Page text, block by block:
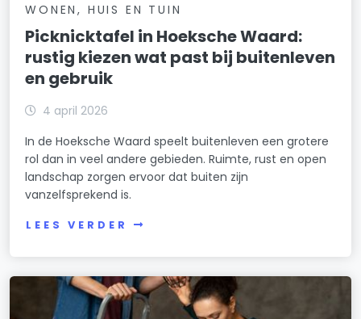
WONEN, HUIS EN TUIN
Picknicktafel in Hoeksche Waard:
rustig kiezen wat past bij buitenleven
en gebruik
4 april 2026
In de Hoeksche Waard speelt buitenleven een grotere
rol dan in veel andere gebieden. Ruimte, rust en open
landschap zorgen ervoor dat buiten zijn
vanzelfsprekend is.
LEES VERDER